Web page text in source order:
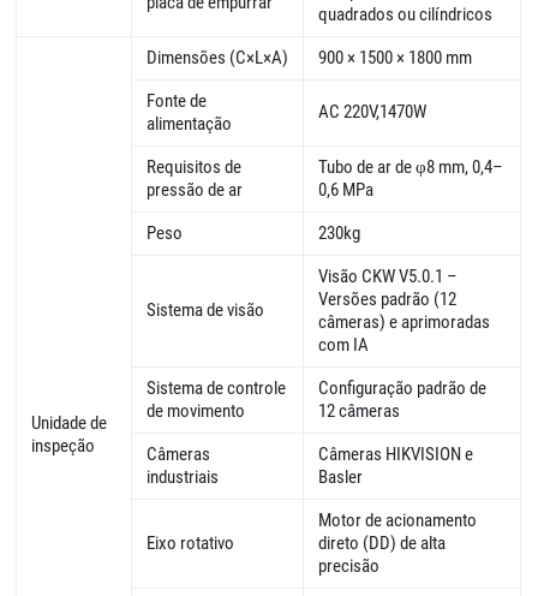
quadrados ou cilíndricos
Unidade de
inspeção
Dimensões (C×L×A)
900 × 1500 × 1800 mm
Fonte de
alimentação
AC 220V,1470W
Requisitos de
pressão de ar
Tubo de ar de φ8 mm, 0,4–
0,6 MPa
Peso
230kg
Sistema de visão
Visão CKW V5.0.1 –
Versões padrão (12
câmeras) e aprimoradas
com IA
Sistema de controle
de movimento
Configuração padrão de
12 câmeras
Câmeras
industriais
Câmeras HIKVISION e
Basler
Eixo rotativo
Motor de acionamento
direto (DD) de alta
precisão